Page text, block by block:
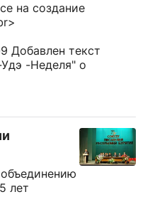
на создание
Добавлен текст
Удэ -Неделя" о
лет